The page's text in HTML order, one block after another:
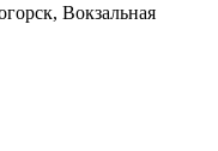
Вокзальная